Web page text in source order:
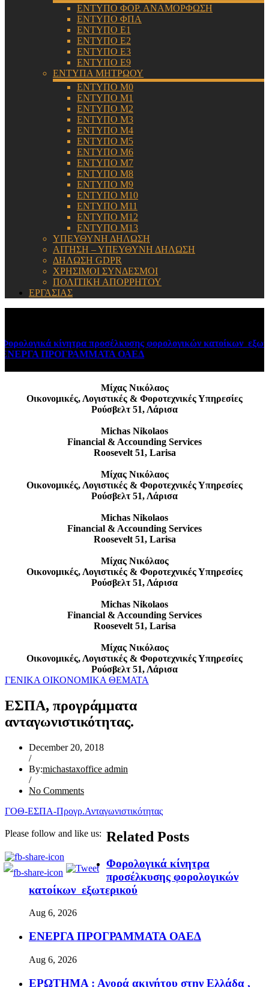
ΕΝΤΥΠΟ ΦΟΡ. ΑΝΑΜΟΡΦΩΣΗ
ΕΝΤΥΠΟ ΦΠΑ
ΕΝΤΥΠΟ Ε1
ΕΝΤΥΠΟ Ε2
ΕΝΤΥΠΟ Ε3
ΕΝΤΥΠΟ Ε9
ΕΝΤΥΠΑ ΜΗΤΡΩΟΥ
ΕΝΤΥΠΟ Μ0
ΕΝΤΥΠΟ Μ1
ΕΝΤΥΠΟ Μ2
ΕΝΤΥΠΟ Μ3
ΕΝΤΥΠΟ Μ4
ΕΝΤΥΠΟ Μ5
ΕΝΤΥΠΟ Μ6
ΕΝΤΥΠΟ Μ7
ΕΝΤΥΠΟ Μ8
ΕΝΤΥΠΟ Μ9
ΕΝΤΥΠΟ Μ10
ΕΝΤΥΠΟ Μ11
ΕΝΤΥΠΟ Μ12
ΕΝΤΥΠΟ Μ13
ΥΠΕΥΘΥΝΗ ΔΗΛΩΣΗ
ΑΙΤΗΣΗ – ΥΠΕΥΘΥΝΗ ΔΗΛΩΣΗ
ΔΗΛΩΣΗ GDPR
ΧΡΗΣΙΜΟΙ ΣΥΝΔΕΣΜΟΙ
ΠΟΛΙΤΙΚΗ ΑΠΟΡΡΗΤΟΥ
ΕΡΓΑΣΙΑΣ
κίνητρα προσέλκυσης φορολογικών κατοίκων
ΠΡΟΓΡΑΜΜΑΤΑ ΟΑΕΔ August 6, 2026
Μίχας Νικόλαος
Οικονομικές, Λογιστικές & Φοροτεχνικές Υπηρεσίες
Ρούσβελτ 51, Λάρισα
Michas Nikolaos
Financial & Accounding Services
Roosevelt 51, Larisa
Μίχας Νικόλαος
Οικονομικές, Λογιστικές & Φοροτεχνικές Υπηρεσίες
Ρούσβελτ 51, Λάρισα
Michas Nikolaos
Financial & Accounding Services
Roosevelt 51, Larisa
Μίχας Νικόλαος
Οικονομικές, Λογιστικές & Φοροτεχνικές Υπηρεσίες
Ρούσβελτ 51, Λάρισα
Michas Nikolaos
Financial & Accounding Services
Roosevelt 51, Larisa
Μίχας Νικόλαος
Οικονομικές, Λογιστικές & Φοροτεχνικές Υπηρεσίες
Ρούσβελτ 51, Λάρισα
ΓΕΝΙΚΑ ΟΙΚΟΝΟΜΙΚΑ ΘΕΜΑΤΑ
ΕΣΠΑ, προγράμματα
ανταγωνιστικότητας.
December 20, 2018
/
By:michastaxoffice admin
/
No Comments
ΓΟΘ-ΕΣΠΑ-Προγρ.Ανταγωνιστικότητας
Please follow and like us: Related Posts
Φορολογικά κίνητρα
προσέλκυσης φορολογικών
κατοίκων εξωτερικού
Aug 6, 2026
ΕΝΕΡΓΑ ΠΡΟΓΡΑΜΜΑΤΑ ΟΑΕΔ
Aug 6, 2026
ΕΡΩΤΗΜΑ : Αγορά ακινήτου στην Ελλάδα ,